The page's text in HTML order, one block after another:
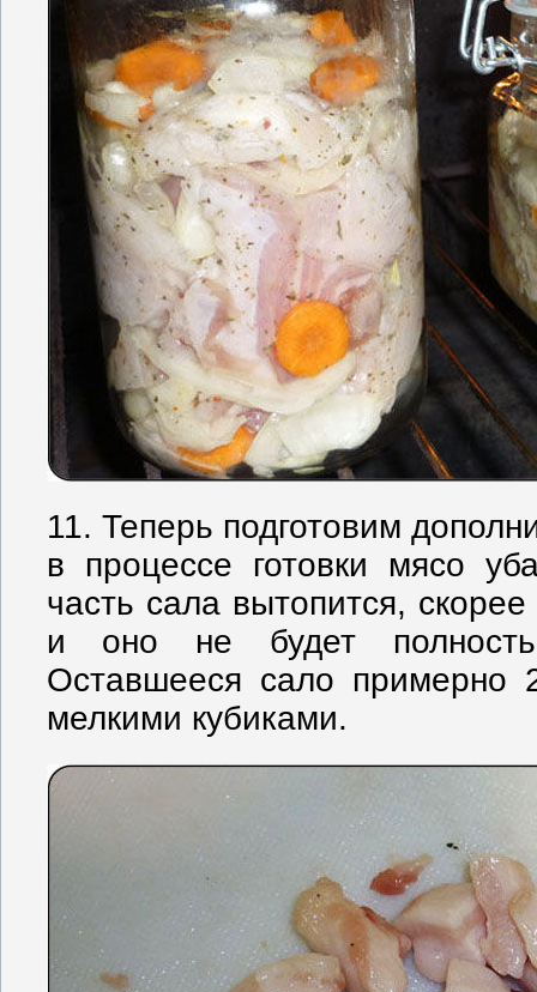
11. Теперь подготовим
в процессе готовки мясо
часть сала вытопится,
и оно не будет
Оставшееся сало примерно
мелкими кубиками.